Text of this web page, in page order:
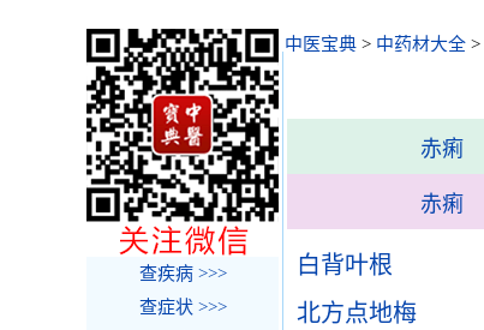
中医宝典 > 中药材大全 >
赤痢
赤痢
白背叶根
北方点地梅
查疾病 >>>
查症状 >>>